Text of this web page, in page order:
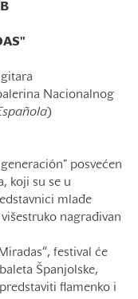
Nacionalnog
)
posvećen
koji su se u
mlađe
nagrađivan
festival će
Španjolske,
flamenko i